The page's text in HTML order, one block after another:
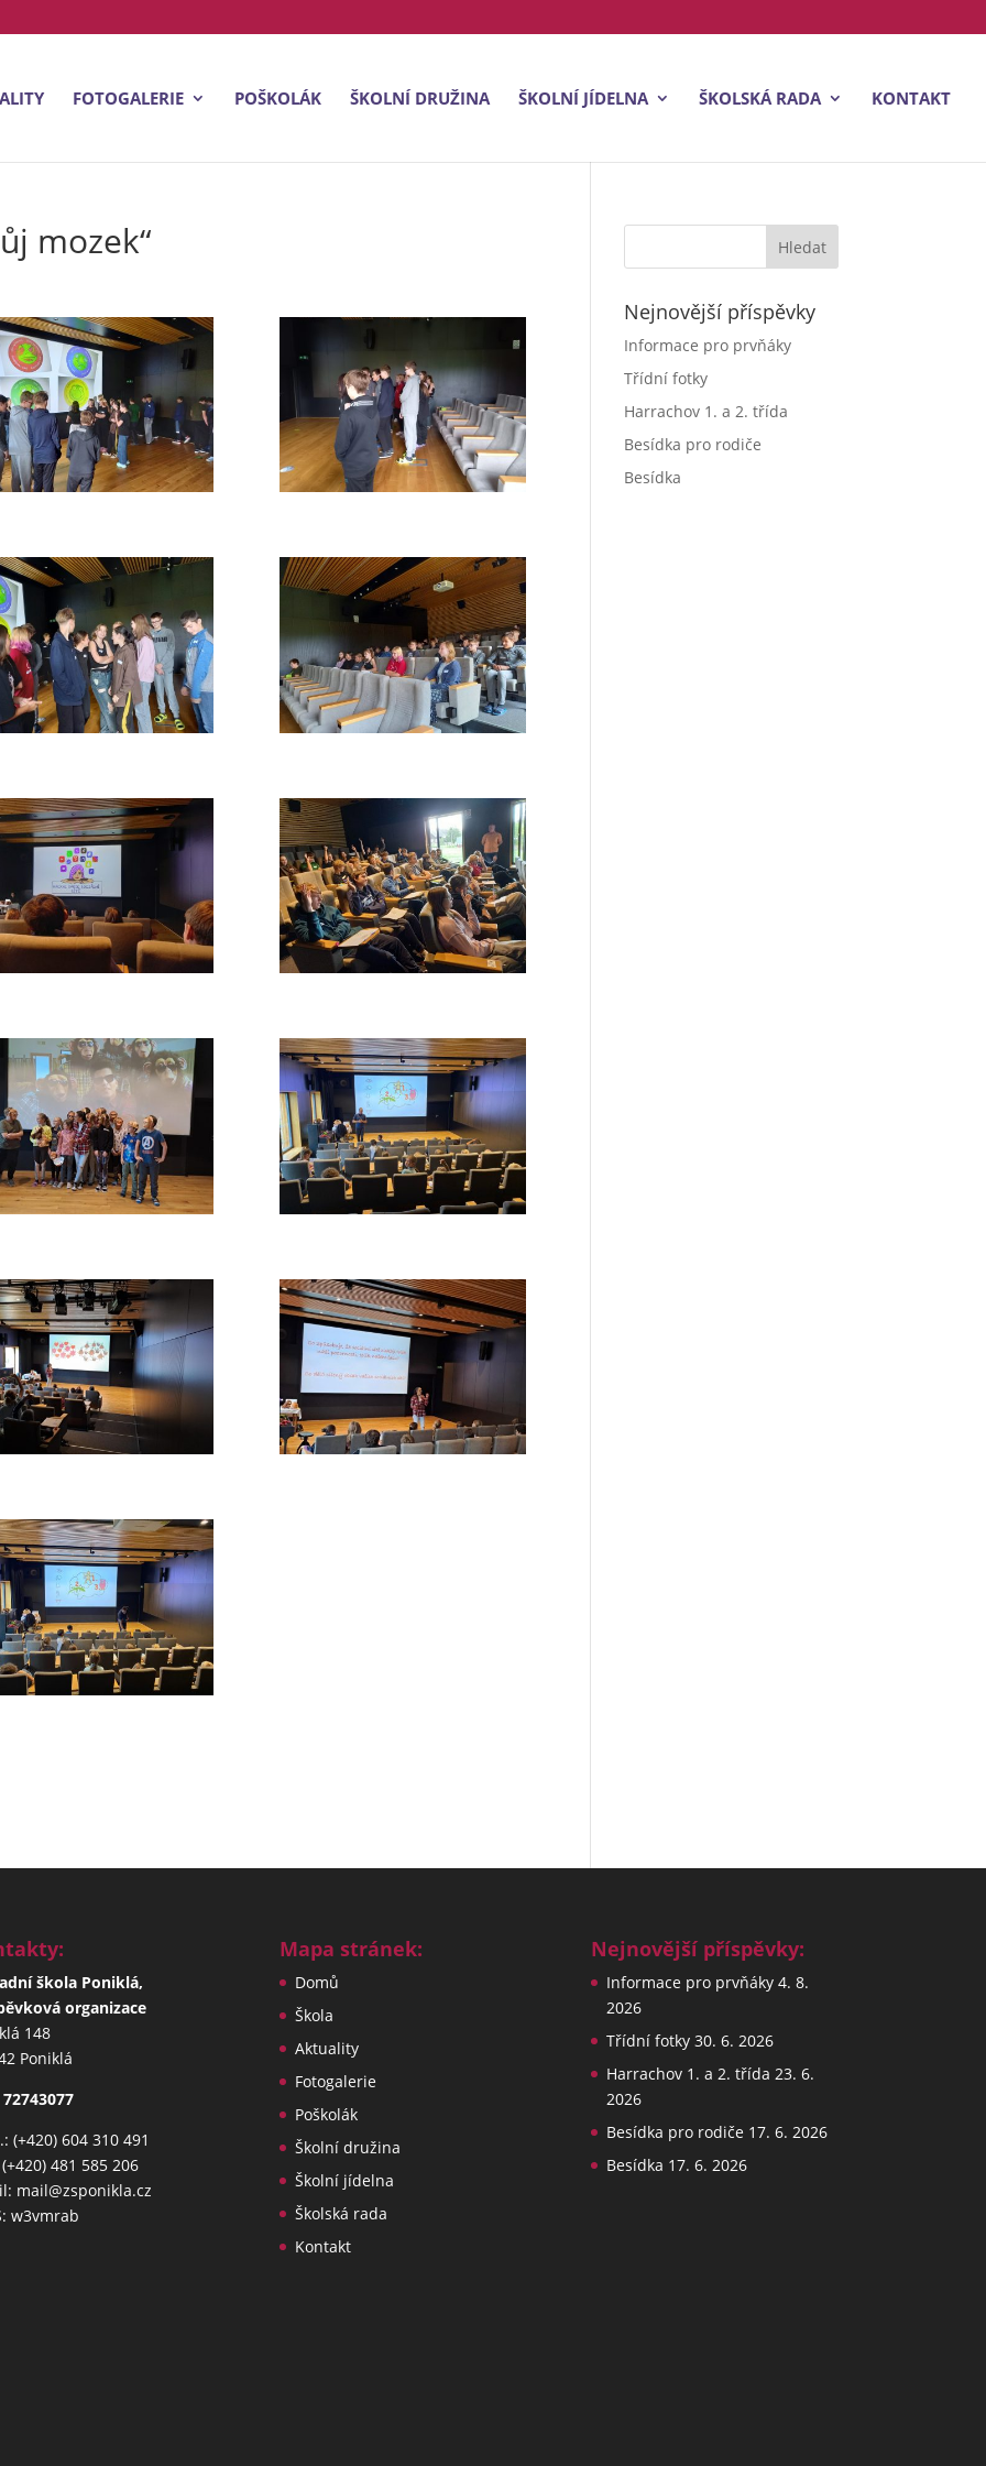
FOTOGALERIE POŠKOLÁK ŠKOLNÍ DRUŽINA ŠKOLNÍ JÍDELNA ŠKOLSKÁ RADA KONTAKT
mozek“
Nejnovější příspěvky
Informace pro prvňáky
Třídní fotky
Harrachov 1. a 2. třída
Besídka pro rodiče
Besídka
škola Poniklá,
organizace
148
Poniklá
(+420) 604 310 491
481 585 206
mail@zsponikla.cz
w3vmrab
Mapa stránek:
Domů
Škola
Aktuality
Fotogalerie
Poškolák
Školní družina
Školní jídelna
Školská rada
Kontakt
Nejnovější příspěvky:
Informace pro prvňáky 4. 8.
2026
Třídní fotky 30. 6. 2026
Harrachov 1. a 2. třída 23. 6.
2026
Besídka pro rodiče 17. 6. 2026
Besídka 17. 6. 2026